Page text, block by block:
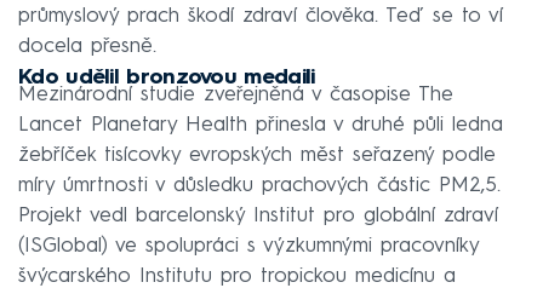
průmyslový prach škodí zdraví člověka. Teď se to ví
docela přesně.
Kdo udělil bronzovou medaili
Mezinárodní studie zveřejněná v časopise The
Lancet Planetary Health přinesla v druhé půli ledna
žebříček tisícovky evropských měst seřazený podle
míry úmrtnosti v důsledku prachových částic PM2,5.
Projekt vedl barcelonský Institut pro globální zdraví
(ISGlobal) ve spolupráci s výzkumnými pracovníky
švýcarského Institutu pro tropickou medicínu a